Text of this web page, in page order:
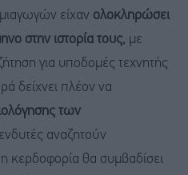
είχαν ολοκληρώσει
στην ιστορία τους, με
για υποδομές τεχνητής
δείχνει πλέον να
των
αναζητούν
η κερδοφορία θα συμβαδίσει